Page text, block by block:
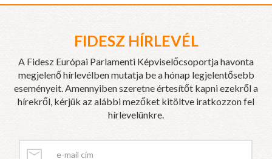
FIDESZ HÍRLEVÉL
A Fidesz Európai Parlamenti Képviselőcsoportja havonta
megjelenő hírlevélben mutatja be a hónap legjelentősebb
eseményeit. Amennyiben szeretne értesítőt kapni ezekről a
hírekről, kérjük az alábbi mezőket kitöltve iratkozzon fel
hírlevelünkre.